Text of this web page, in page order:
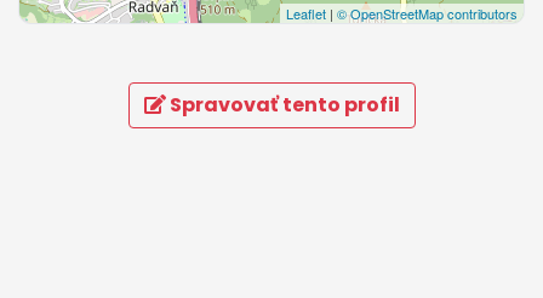
Leaflet | © OpenStreetMap contributors
Spravovať tento profil